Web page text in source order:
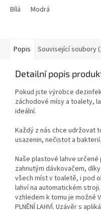
Bílá Modrá
Popis Související soubory
Detailní popis
Pokud jste výrobce
záchodové mísy a toalety,
ideální.
Každý z nás chce udržovat
usazenin, nečistot a bakterií.
Naše plastové lahve
zahnutým dávkovačem,
všech míst v toaletě, i pod
lahví na automatickém
vzhledem k tomu je možné
PLNĚNÍ LAHVÍ. Uzávěr s